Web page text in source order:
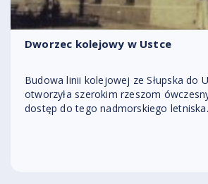
Dworzec kolejowy w Ustce
Budowa linii kolejowej ze Słupska do
otworzyła szerokim rzeszom
dostęp do tego nadmorskiego letniska.